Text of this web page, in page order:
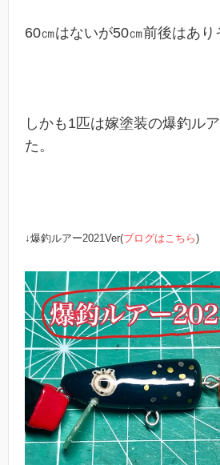
60㎝はないが50㎝前後はあり
しかも1匹は嫁塗装の爆釣ル
た。
↓爆釣ルアー2021Ver(ブログはこちら)